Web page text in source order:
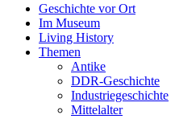
Geschichte vor Ort
Im Museum
Living History
Themen
Antike
DDR-Geschichte
Industriegeschichte
Mittelalter